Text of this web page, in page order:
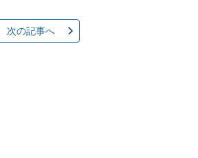
次の記事へ